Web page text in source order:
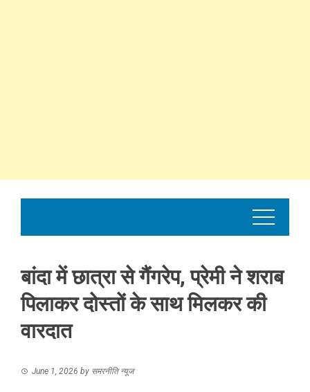
बांदा में छात्रा से गैंगरेप, प्रेमी ने शराब
पिलाकर दोस्तों के साथ मिलकर की
वारदात
June 1, 2026 by समरनीति न्यूज